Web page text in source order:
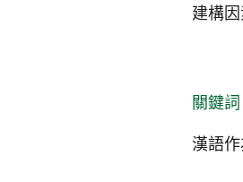
建構
關鍵詞
漢語